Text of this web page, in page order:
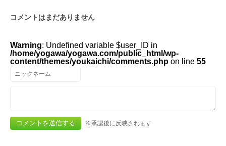
コメントはまだありません
Warning: Undefined variable $user_ID in
/home/yogawa/yogawa.com/public_html/wp-
content/themes/youkaichi/comments.php on line 55
※承認後に反映されます